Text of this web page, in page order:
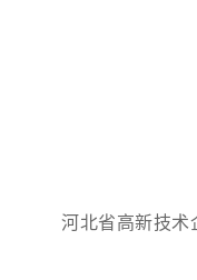
省高新技术
年7